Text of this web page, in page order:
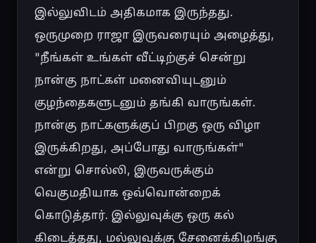
இல்லுவிடம் அதிகமாக இருந்தது.
ஒருமுறை ராஜா இருவரையும் அழைத்து,
"நீங்கள் உங்கள் வீட்டிற்குச் சென்று
நான்கு நாட்கள் மனைவியுடனும்
குழந்தைகளுடனும் தங்கி வாருங்கள்.
நான்கு நாட்களுக்குப் பிறகு ஒரு விழா
இருக்கிறது, அப்போது வாருங்கள்"
என்று சொல்லி, இருவருக்கும்
வெகுமதியாக ஒவ்வொன்றைக்
கொடுத்தார். இல்லுவுக்கு ஒரு கல்
கிடைத்தது, மல்லுவுக்கு சேனைக்கிழங்கு